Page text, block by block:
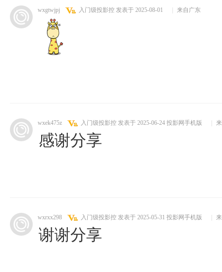
wxgtwjpj 入门级投影控 发表于 2025-08-01 来自广东
wxek475z 入门级投影控 发表于 2025-06-24 投影网手机版
感谢分享
wxrxx298 入门级投影控 发表于 2025-05-31 投影网手机版
谢谢分享